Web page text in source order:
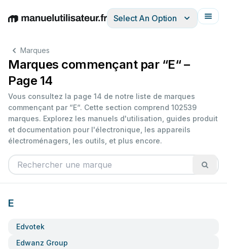
EnglishDeutschEspañolItalianoFrançais
Select An Option
Marques
Marques commençant par “E“ –
Page 14
Vous consultez la page 14 de notre liste de marques
commençant par “E“. Cette section comprend 102539
marques. Explorez les manuels d'utilisation, guides produit
et documentation pour l'électronique, les appareils
électroménagers, les outils, et plus encore.
E
Edvotek
Edwanz Group